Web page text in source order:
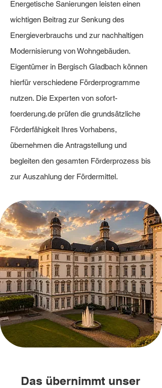
Energetische Sanierungen leisten einen
wichtigen Beitrag zur Senkung des
Energieverbrauchs und zur nachhaltigen
Modernisierung von Wohngebäuden.
Eigentümer in Bergisch Gladbach können
hierfür verschiedene Förderprogramme
nutzen. Die Experten von sofort-
foerderung.de prüfen die grundsätzliche
Förderfähigkeit Ihres Vorhabens,
übernehmen die Antragstellung und
begleiten den gesamten Förderprozess bis
zur Auszahlung der Fördermittel.
Das übernimmt unser